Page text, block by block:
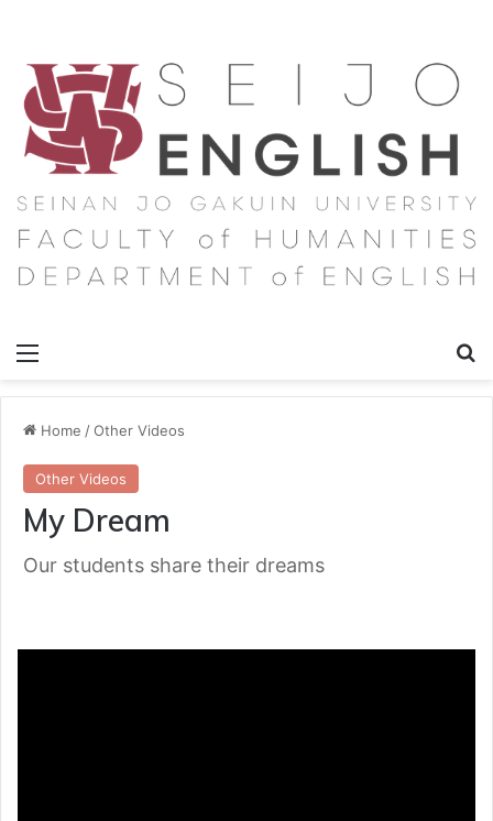
Menu
Home /Other Videos
Other Videos
My Dream
Our students share their dreams